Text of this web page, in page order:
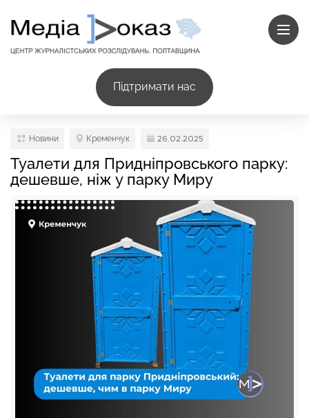
Підтримати нас
Новини Кременчук 26.02.2025
Туалети для Придніпровського парку:
дешевше, ніж у парку Миру